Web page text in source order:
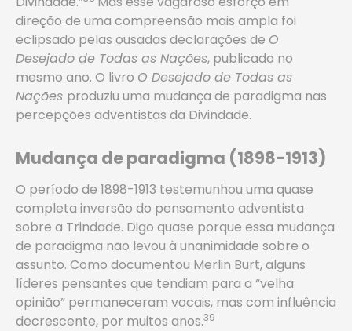
direção de uma compreensão mais ampla foi
eclipsado pelas ousadas declarações de O
Desejado de Todas as Nações, publicado no
mesmo ano. O livro O Desejado de Todas as
Nações produziu uma mudança de paradigma nas
percepções adventistas da Divindade.
Mudança de paradigma (1898-1913)
O período de 1898-1913 testemunhou uma quase
completa inversão do pensamento adventista
sobre a Trindade. Digo quase porque essa mudança
de paradigma não levou à unanimidade sobre o
assunto. Como documentou Merlin Burt, alguns
líderes pensantes que tendiam para a “velha
opinião” permaneceram vocais, mas com influência
decrescente, por muitos anos.39